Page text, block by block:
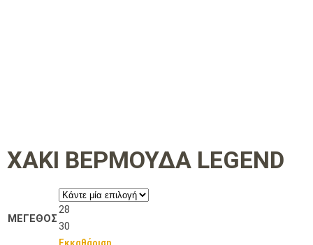
ΧΑΚΙ ΒΕΡΜΟΥΔΑ LEGEND
ΜΕΓΕΘΟΣ
28
30